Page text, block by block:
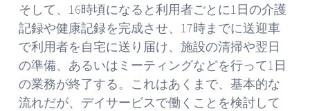
そして、16時頃になると利用者ごとに1日の介護
記録や健康記録を完成させ、17時までに送迎車
で利用者を自宅に送り届け、施設の清掃や翌日
の準備、あるいはミーティングなどを行って1日
の業務が終了する。これはあくまで、基本的な
流れだが、デイサービスで働くことを検討して